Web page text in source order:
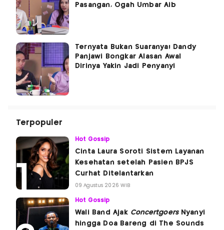
Pasangan, Ogah Umbar Aib
Ternyata Bukan Suaranya! Dandy
Panjawi Bongkar Alasan Awal
Dirinya Yakin Jadi Penyanyi
Terpopuler
Hot Gossip
Cinta Laura Soroti Sistem Layanan
Kesehatan setelah Pasien BPJS
Curhat Ditelantarkan
09 Agustus 2026 WIB
Hot Gossip
Wali Band Ajak ConcertgoersNyanyi
hingga Doa Bareng di The Sounds